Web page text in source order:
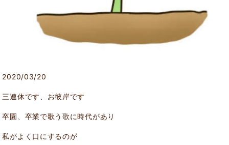
2020/03/20
三連休です、お彼岸です
卒園、卒業で歌う歌に時代があり
私がよく口にするのが